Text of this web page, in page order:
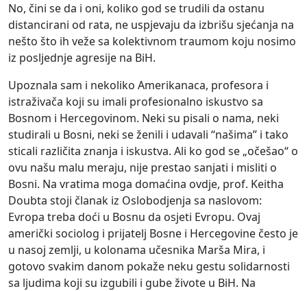
No, čini se da i oni, koliko god se trudili da ostanu
distancirani od rata, ne uspjevaju da izbrišu sjećanja na
nešto što ih veže sa kolektivnom traumom koju nosimo
iz posljednje agresije na BiH.
Upoznala sam i nekoliko Amerikanaca, profesora i
istraživača koji su imali profesionalno iskustvo sa
Bosnom i Hercegovinom. Neki su pisali o nama, neki
studirali u Bosni, neki se ženili i udavali “našima” i tako
sticali različita znanja i iskustva. Ali ko god se „očešao“ o
ovu našu malu meraju, nije prestao sanjati i misliti o
Bosni. Na vratima moga domaćina ovdje, prof. Keitha
Doubta stoji članak iz Oslobodjenja sa naslovom:
Evropa treba doći u Bosnu da osjeti Evropu. Ovaj
američki sociolog i prijatelj Bosne i Hercegovine često je
u nasoj zemlji, u kolonama učesnika Marša Mira, i
gotovo svakim danom pokaže neku gestu solidarnosti
sa ljudima koji su izgubili i gube živote u BiH. Na